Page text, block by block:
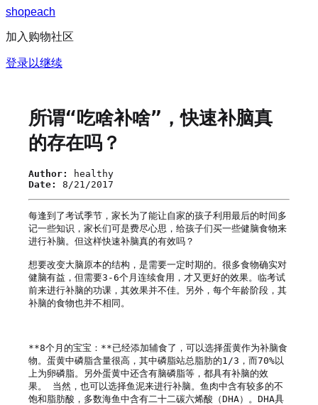
shopeach
加入购物社区
登录以继续
所谓“吃啥补啥”，快速补脑真
的存在吗？
Author:
healthy
Date:
8/21/2017
每逢到了考试季节，家长为了能让自家的孩子利用最后的时间多
记一些知识，家长们可是费尽心思，给孩子们买一些健脑食物来
进行补脑。但这样快速补脑真的有效吗？
想要改变大脑原本的结构，是需要一定时期的。很多食物确实对
健脑有益，但需要3-6个月连续食用，才又更好的效果。临考试
前来进行补脑的功课，其效果并不佳。另外，每个年龄阶段，其
补脑的食物也并不相同。
**8个月的宝宝：**已经添加辅食了，可以选择蛋黄作为补脑食
物。蛋黄中磷脂含量很高，其中磷脂站总脂肪的1/3，而70%以
上为卵磷脂。另外蛋黄中还含有脑磷脂等，都具有补脑的效
果。 当然，也可以选择鱼泥来进行补脑。鱼肉中含有较多的不
饱和脂肪酸，多数海鱼中含有二十二碳六烯酸（DHA）。DHA具